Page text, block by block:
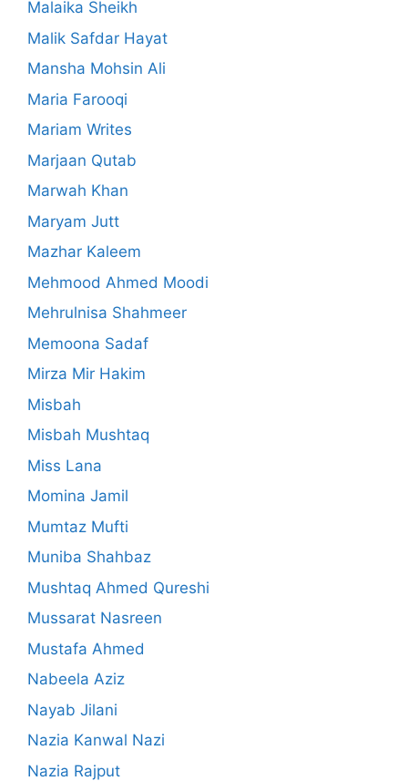
Malaika Sheikh
Malik Safdar Hayat
Mansha Mohsin Ali
Maria Farooqi
Mariam Writes
Marjaan Qutab
Marwah Khan
Maryam Jutt
Mazhar Kaleem
Mehmood Ahmed Moodi
Mehrulnisa Shahmeer
Memoona Sadaf
Mirza Mir Hakim
Misbah
Misbah Mushtaq
Miss Lana
Momina Jamil
Mumtaz Mufti
Muniba Shahbaz
Mushtaq Ahmed Qureshi
Mussarat Nasreen
Mustafa Ahmed
Nabeela Aziz
Nayab Jilani
Nazia Kanwal Nazi
Nazia Rajput